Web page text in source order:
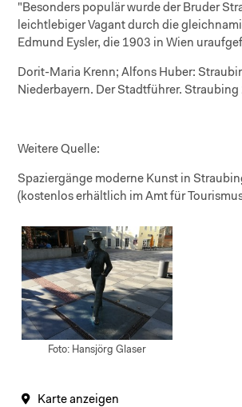
"Besonders populär wurde der Bruder
leichtlebiger Vagant durch die
Edmund Eysler, die 1903 in Wien
Dorit-Maria Krenn; Alfons Huber:
Niederbayern. Der Stadtführer. Straubing
Weitere Quelle:
Spaziergänge moderne Kunst in
(kostenlos erhältlich im Amt für
Foto: Hansjörg Glaser
Karte anzeigen